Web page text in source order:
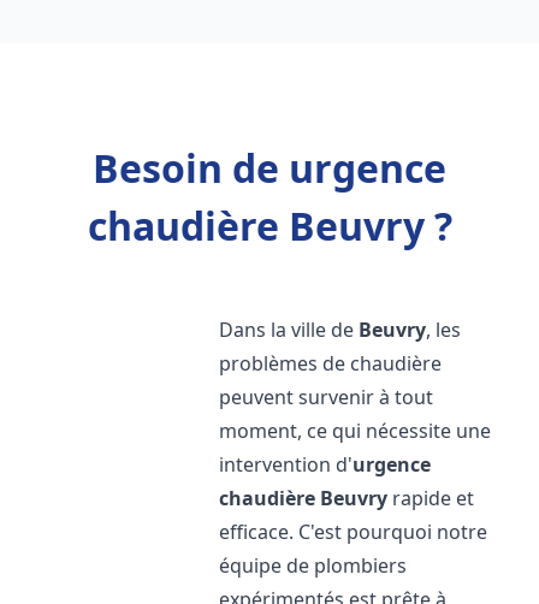
Besoin de urgence
chaudière Beuvry ?
Dans la ville de Beuvry, les
problèmes de chaudière
peuvent survenir à tout
moment, ce qui nécessite une
intervention d'urgence
chaudière Beuvry rapide et
efficace. C'est pourquoi notre
équipe de plombiers